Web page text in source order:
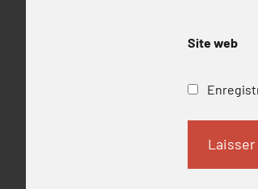
Site web